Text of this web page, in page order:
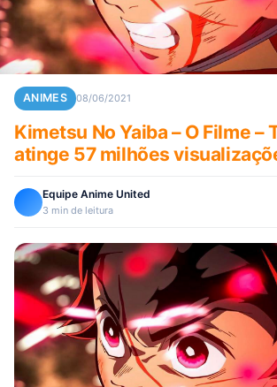
ANIMES 08/06/2021
Kimetsu No Yaiba – O Filme –
atinge 57 milhões
Equipe Anime United
3 min de leitura